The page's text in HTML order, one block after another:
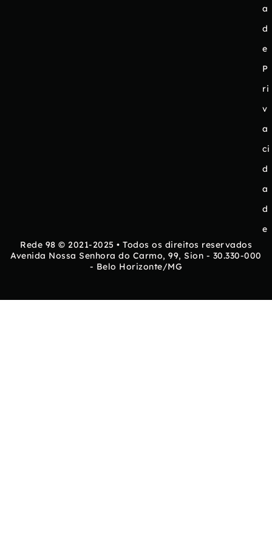
a
d
e
P
ri
v
a
ci
d
a
d
e
Rede 98 © 2021-2025 • Todos os direitos reservados
Avenida Nossa Senhora do Carmo, 99, Sion - 30.330-000
- Belo Horizonte/MG